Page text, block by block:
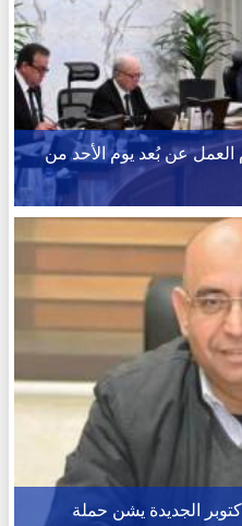
عن بُعد يوم الأحد من
الجديدة يشن حملة